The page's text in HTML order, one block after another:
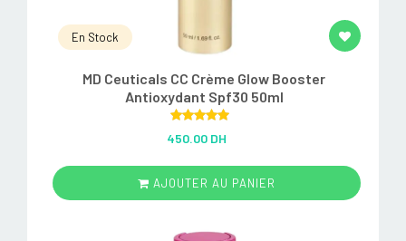
En Stock
MD Ceuticals CC Crème Glow Booster
Antioxydant Spf30 50ml
out of 5
450.00 DH
AJOUTER AU PANIER